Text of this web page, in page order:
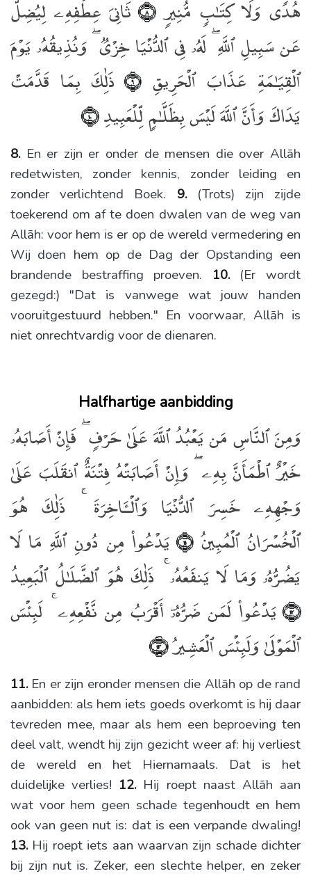
8. En er zijn er onder de mensen die over Allāh
redetwisten, zonder kennis, zonder leiding en
zonder verlichtend Boek. 9.
(Trots) zijn zijde
toekerend om af te doen dwalen van de weg van
Allāh: voor hem is er op de wereld vermedering en
Wij doen hem op de Dag der Opstanding een
brandende bestraffing proeven. 10. (Er wordt
gezegd:) "Dat is vanwege wat jouw handen
vooruitgestuurd hebben." En voorwaar, Allāh is
niet onrechtvardig voor de dienaren.
هُدًۭى وَلَا كِتَـٰبٍۢ مُّنِيرٍۢ﴿٨﴾
ثَانِىَ عِطْفِهِۦ لِيُضِلَّ
عَن سَبِيلِ ٱللَّهِ ۖ لَهُۥ فِى ٱلدُّنْيَا خِزْىٌۭ ۖ وَنُذِيقُهُۥ يَوْمَ
ٱلْقِيَـٰمَةِ عَذَابَ ٱلْحَرِيقِ﴿٩﴾
ذَٰلِكَ بِمَا قَدَّمَتْ
يَدَاكَ وَأَنَّ ٱللَّهَ لَيْسَ بِظَلَّـٰمٍۢ لِّلْعَبِيدِ﴿١٠﴾
Halfhartige aanbidding
11. En er zijn eronder mensen die Allāh op de rand
aanbidden: als hem iets goeds overkomt is hij daar
tevreden mee, maar als hem een beproeving ten
deel valt, wendt hij zijn gezicht weer af: hij verliest
de wereld en het Hiernamaals. Dat is het
duidelijke verlies! 12. Hij roept naast Allāh aan
wat voor hem geen schade tegenhoudt en hem
ook van geen nut is: dat is een verpande dwaling!
13. Hij roept iets aan waarvan zijn schade dichter
bij zijn nut is. Zeker, een slechte helper, en zeker
وَمِنَ ٱلنَّاسِ مَن يَعْبُدُ ٱللَّهَ عَلَىٰ حَرْفٍۢ ۖ فَإِنْ أَصَابَهُۥ
خَيْرٌ ٱطْمَأَنَّ بِهِۦ ۖ وَإِنْ أَصَابَتْهُ فِتْنَةٌ ٱنقَلَبَ عَلَىٰ
وَجْهِهِۦ خَسِرَ ٱلدُّنْيَا وَٱلْـَٔاخِرَةَ ۚ ذَٰلِكَ هُوَ
ٱلْخُسْرَانُ ٱلْمُبِينُ﴿١١﴾
يَدْعُوا۟ مِن دُونِ ٱللَّهِ مَا لَا
يَضُرُّهُۥ وَمَا لَا يَنفَعُهُۥ ۚ ذَٰلِكَ هُوَ ٱلضَّلَـٰلُ ٱلْبَعِيدُ
﴿١٢﴾
يَدْعُوا۟ لَمَن ضَرُّهُۥٓ أَقْرَبُ مِن نَّفْعِهِۦ ۚ لَبِئْسَ
ٱلْمَوْلَىٰ وَلَبِئْسَ ٱلْعَشِيرُ﴿١٣﴾